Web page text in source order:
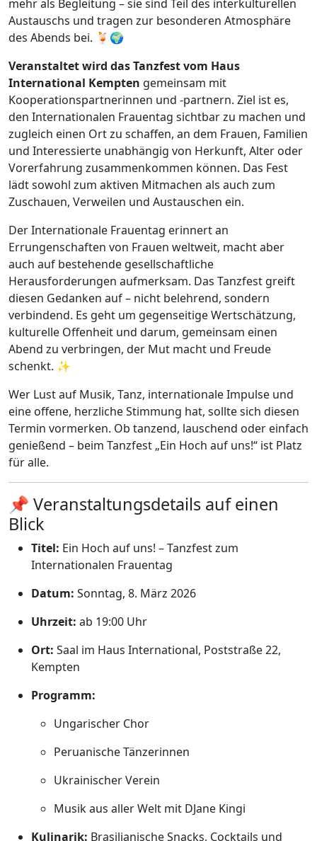
mehr als Begleitung – sie sind Teil des interkulturellen
Austauschs und tragen zur besonderen Atmosphäre
des Abends bei. 🍹🌍
Veranstaltet wird das Tanzfest vom Haus
International Kempten gemeinsam mit
Kooperationspartnerinnen und -partnern. Ziel ist es,
den Internationalen Frauentag sichtbar zu machen und
zugleich einen Ort zu schaffen, an dem Frauen, Familien
und Interessierte unabhängig von Herkunft, Alter oder
Vorerfahrung zusammenkommen können. Das Fest
lädt sowohl zum aktiven Mitmachen als auch zum
Zuschauen, Verweilen und Austauschen ein.
Der Internationale Frauentag erinnert an
Errungenschaften von Frauen weltweit, macht aber
auch auf bestehende gesellschaftliche
Herausforderungen aufmerksam. Das Tanzfest greift
diesen Gedanken auf – nicht belehrend, sondern
verbindend. Es geht um gegenseitige Wertschätzung,
kulturelle Offenheit und darum, gemeinsam einen
Abend zu verbringen, der Mut macht und Freude
schenkt. ✨
Wer Lust auf Musik, Tanz, internationale Impulse und
eine offene, herzliche Stimmung hat, sollte sich diesen
Termin vormerken. Ob tanzend, lauschend oder einfach
genießend – beim Tanzfest „Ein Hoch auf uns!“ ist Platz
für alle.
📌 Veranstaltungsdetails auf einen
Blick
Titel: Ein Hoch auf uns! – Tanzfest zum
Internationalen Frauentag
Datum: Sonntag, 8. März 2026
Uhrzeit: ab 19:00 Uhr
Ort: Saal im Haus International, Poststraße 22,
Kempten
Programm:
Ungarischer Chor
Peruanische Tänzerinnen
Ukrainischer Verein
Musik aus aller Welt mit DJane Kingi
Kulinarik: Brasilianische Snacks, Cocktails und